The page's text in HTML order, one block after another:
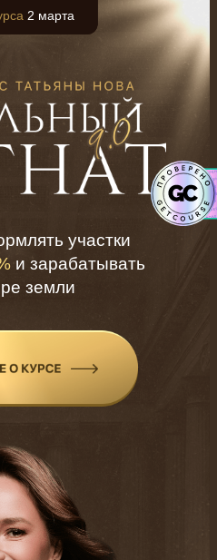
2 марта
участки
и зарабатывать
земли